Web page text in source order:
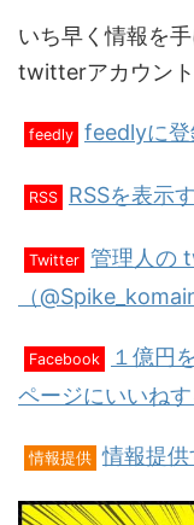
いち早く情報を
twitterアカウント
feedly feedlyに登
RSS RSSを表示
Twitter 管理人の
（
Facebook
１億円
ページにいいねす
情報提供 情報提供